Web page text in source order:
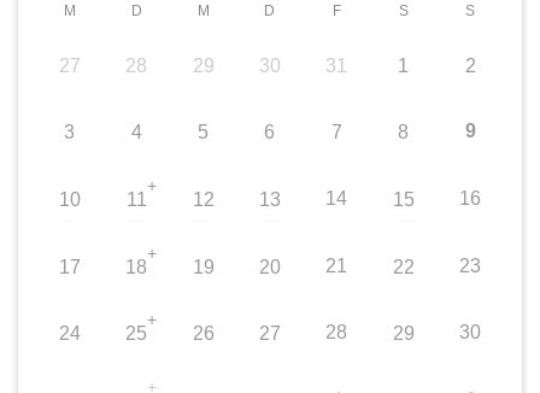
M D M D F S S
27 28 29 30 31 1 2
3 4 5 6 7 8 9
10 11
+
12 13 14 15 16
17 18
+
19 20 21 22 23
24 25
+
26 27 28 29 30
+